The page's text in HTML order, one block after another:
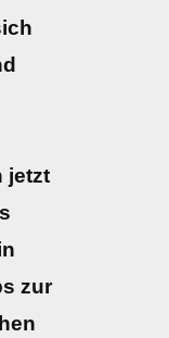
jetzt
zur